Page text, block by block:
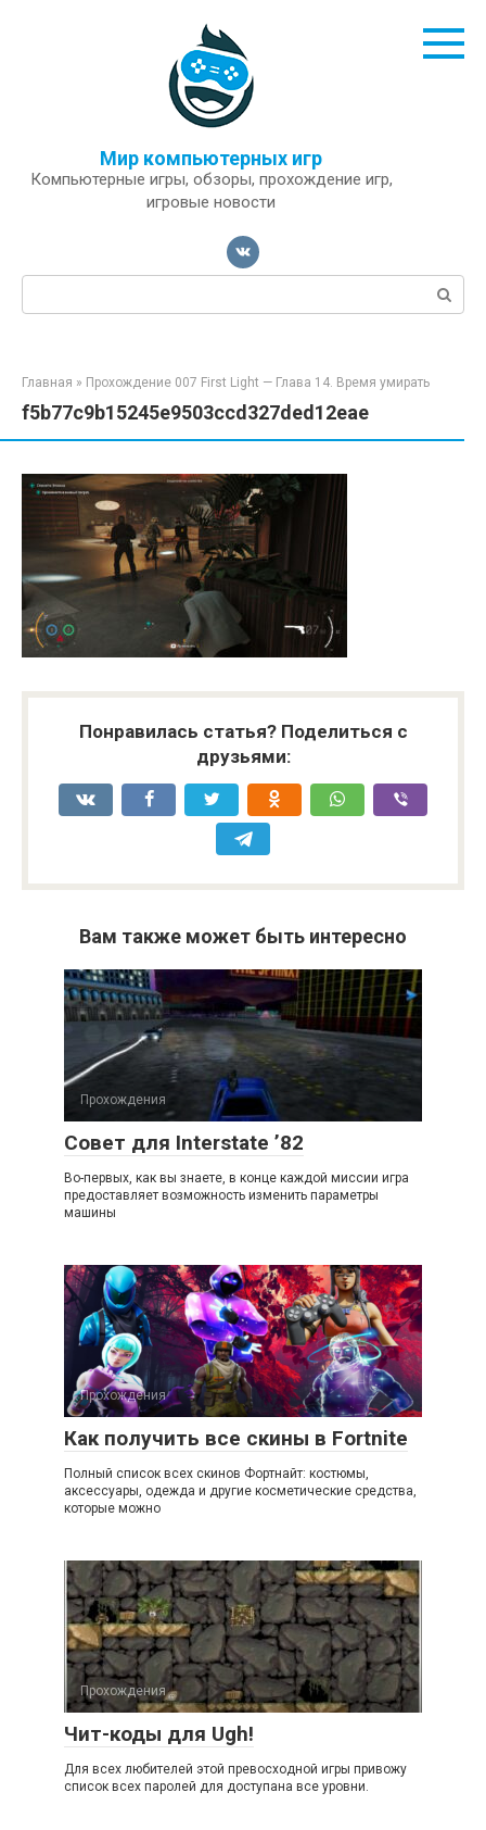
Мир компьютерных игр
Компьютерные игры, обзоры, прохождение игр,
игровые новости
Поиск:
Главная » Прохождение 007 First Light — Глава 14. Время умирать
f5b77c9b15245e9503ccd327ded12eae
Понравилась статья? Поделиться с
друзьями:
Вам также может быть интересно
Прохождения
Совет для Interstate ’82
Во-первых, как вы знаете, в конце каждой миссии игра
предоставляет возможность изменить параметры
машины
Прохождения
Как получить все скины в Fortnite
Полный список всех скинов Фортнайт: костюмы,
аксессуары, одежда и другие косметические средства,
которые можно
Прохождения
Чит-коды для Ugh!
Для всех любителей этой превосходной игры привожу
список всех паролей для доступана все уровни.